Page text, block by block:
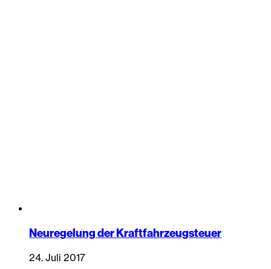
Neuregelung der Kraftfahrzeugsteuer
24. Juli 2017